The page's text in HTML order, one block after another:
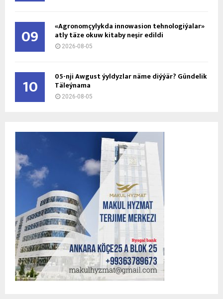
09 «Agronomçylykda innowasion tehnologiýalar»
atly täze okuw kitaby neşir edildi
2026-08-05
10 05-nji Awgust ýyldyzlar näme diýýär? Gündelik
Täleýnama
2026-08-05